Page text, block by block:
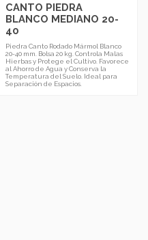
CANTO PIEDRA
BLANCO MEDIANO 20-
40
Piedra Canto Rodado Mármol Blanco
20-40 mm. Bolsa 20 kg. Controla Malas
Hierbas y Protege el Cultivo. Favorece
al Ahorro de Agua y Conserva la
Temperatura del Suelo. Ideal para
Separación de Espacios.